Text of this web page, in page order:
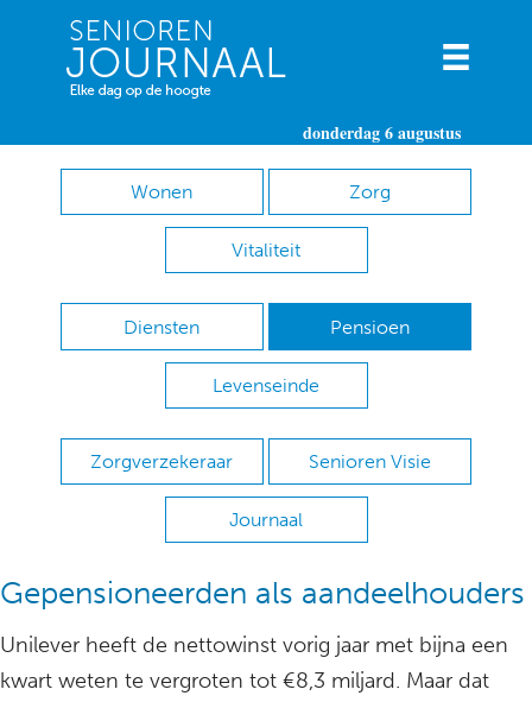
donderdag 6 augustus
Wonen Zorg
Vitaliteit
Diensten Pensioen
Levenseinde
Zorgverzekeraar Senioren Visie
Journaal
Gepensioneerden als aandeelhouders
Unilever heeft de nettowinst vorig jaar met bijna een
kwart weten te vergroten tot €8,3 miljard. Maar dat